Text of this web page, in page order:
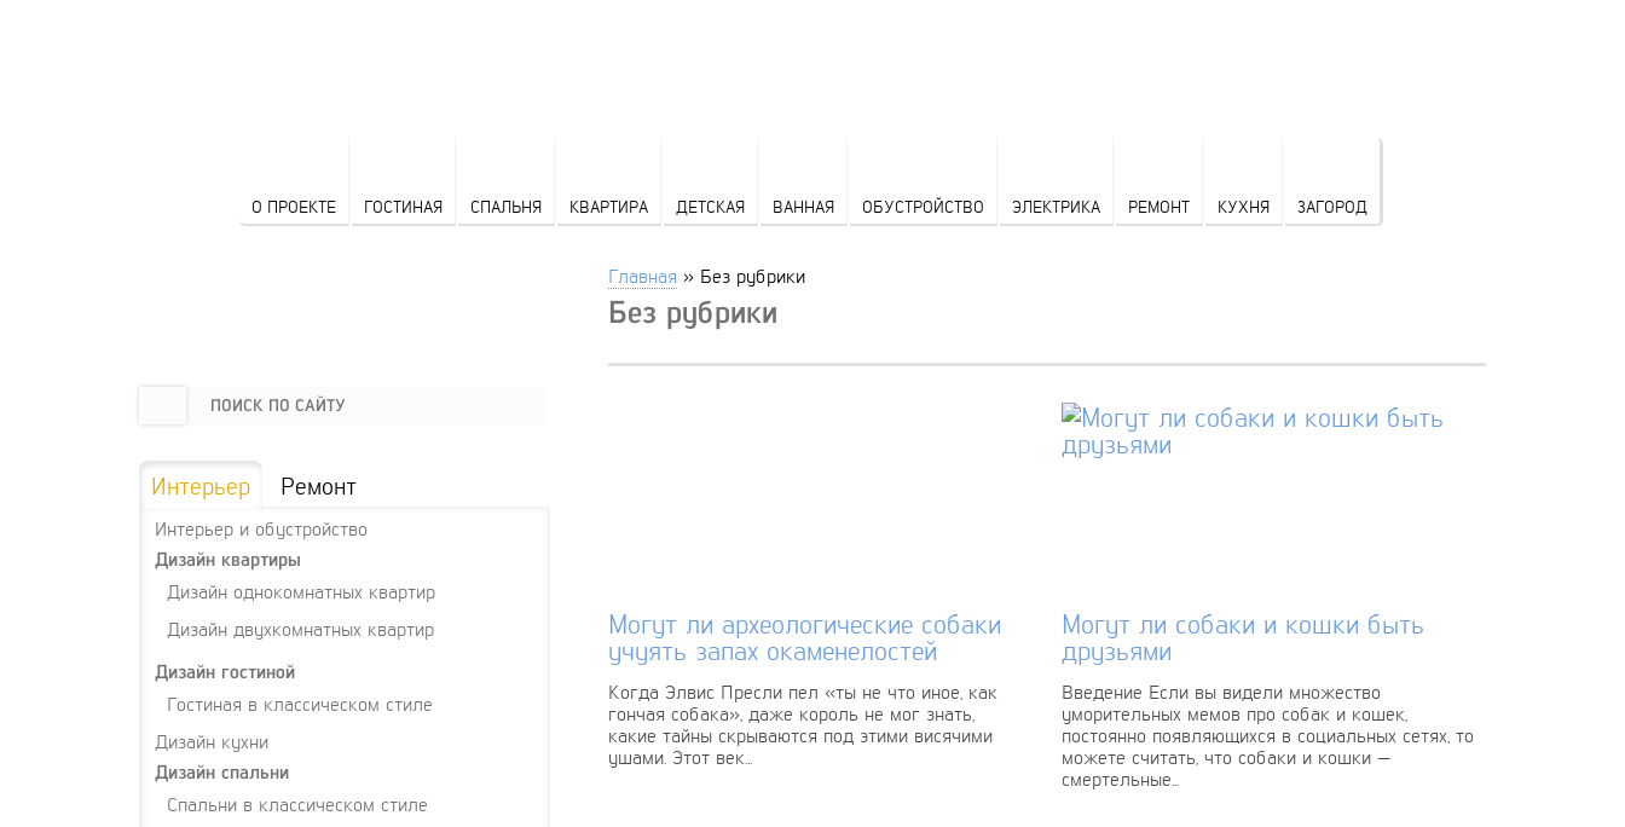
О ПРОЕКТЕ ГОСТИНАЯ СПАЛЬНЯ КВАРТИРА ДЕТСКАЯ ВАННАЯ ОБУСТРОЙСТВО ЭЛЕКТРИКА РЕМОНТ КУХНЯ ЗАГОРОД
Интерьер Ремонт
Интерьер и обустройство
Дизайн квартиры
Дизайн однокомнатных квартир
Дизайн двухкомнатных квартир
Дизайн гостиной
Гостиная в классическом стиле
Дизайн кухни
Дизайн спальни
Спальни в классическом стиле
Главная » Без рубрики
Без рубрики
Могут ли археологические собаки
учуять запах окаменелостей
Когда Элвис Пресли пел «ты не что иное, как
гончая собака», даже король не мог знать,
какие тайны скрываются под этими висячими
ушами. Этот век...
Могут ли собаки и кошки быть
друзьями
Введение Если вы видели множество
уморительных мемов про собак и кошек,
постоянно появляющихся в социальных сетях, то
можете считать, что собаки и кошки —
смертельные...